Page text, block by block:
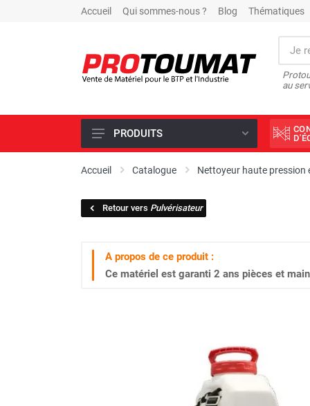
Accueil Qui sommes-nous ? Blog Thématiques
au
PROMOTIONS D'USINE
SCIAGE ET FORAGE
TRAVAIL DU BÉTON
COMPRESSEUR DE CHANTIER
ÉQUIPEMENT DE CHANTIER
PRODUITS
Accueil Catalogue Nettoyeur haute pression
Retour vers Pulvérisateur
A propos de ce produit :
Ce matériel est garanti 2 ans pièces et